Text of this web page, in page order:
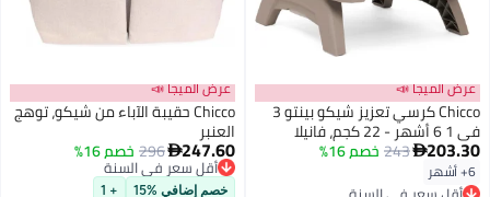
عرض الميجا 📣
Chicco كرسي تعزيز شيكو بينتو 3
في 1 6 أشهر - 22 كجم، فانيلا
203.30
243 خصم 16%
6+ أشهر أقل سعر في السنة
عرض الميجا 📣
Chicco حقيبة الآباء من شيكو، توهج
العنبر
247.60
296 خصم 16%
أقل سعر في السنة
توصيل مجاني
أقل سعر في السنة
خصم إضافي %15 + 1